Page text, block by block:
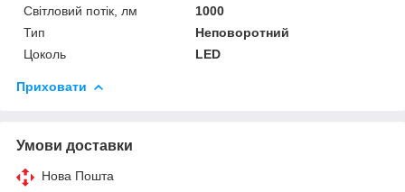
Світловий потік, лм
1000
Тип
Неповоротний
Цоколь
LED
Приховати
Умови доставки
Нова Пошта